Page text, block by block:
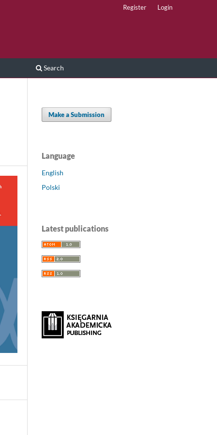
Search
Register Login
Make a Submission
Language
English
Polski
Latest publications